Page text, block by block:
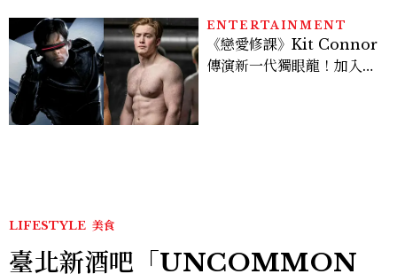
ENTERTAINMENT
《戀愛修課》Kit Connor
傳演新一代獨眼龍！加入新
LIFESTYLE 美食
臺北新酒吧「UNCOMMON